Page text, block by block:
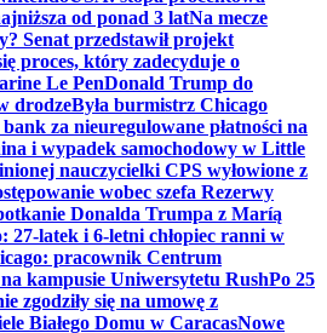
od ponad 3 latNa mecze
Senat przedstawił projekt
proces, który zadecyduje o
Le PenDonald Trump do
drodzeByła burmistrz Chicago
za nieuregulowane płatności na
i wypadek samochodowy w Little
nauczycielki CPS wyłowione z
wobec szefa Rezerwy
Donalda Trumpa z Maríą
27-latek i 6-letni chłopiec ranni w
pracownik Centrum
kampusie Uniwersytetu RushPo 25
zgodziły się na umowę z
Białego Domu w CaracasNowe